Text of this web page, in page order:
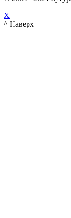
X
^ Наверх